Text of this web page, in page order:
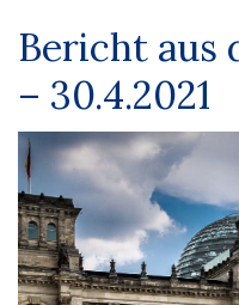
Bericht aus
– 30.4.2021